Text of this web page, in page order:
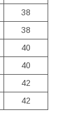
38
38
40
40
42
42